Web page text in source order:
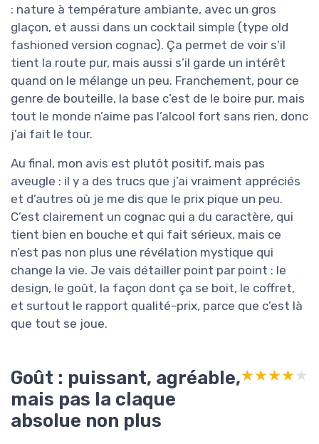
: nature à température ambiante, avec un gros
glaçon, et aussi dans un cocktail simple (type old
fashioned version cognac). Ça permet de voir s’il
tient la route pur, mais aussi s’il garde un intérêt
quand on le mélange un peu. Franchement, pour ce
genre de bouteille, la base c’est de le boire pur, mais
tout le monde n’aime pas l’alcool fort sans rien, donc
j’ai fait le tour.
Au final, mon avis est plutôt positif, mais pas
aveugle : il y a des trucs que j’ai vraiment appréciés
et d’autres où je me dis que le prix pique un peu.
C’est clairement un cognac qui a du caractère, qui
tient bien en bouche et qui fait sérieux, mais ce
n’est pas non plus une révélation mystique qui
change la vie. Je vais détailler point par point : le
design, le goût, la façon dont ça se boit, le coffret,
et surtout le rapport qualité-prix, parce que c’est là
que tout se joue.
Goût : puissant, agréable,
mais pas la claque
absolue non plus
★★★★★
★★★★★